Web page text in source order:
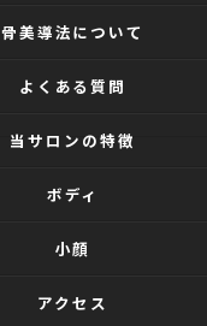
骨美導法について
よくある質問
当サロンの特徴
ボディ
小顔
アクセス